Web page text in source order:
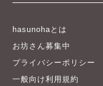
hasunohaとは
お坊さん募集中
プライバシーポリシー
一般向け利用規約